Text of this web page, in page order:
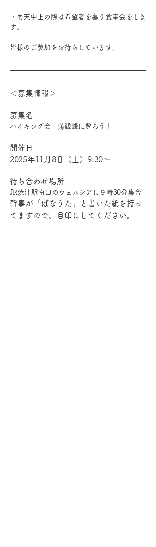
・雨天中止の際は希望者を募り食事会をしま
す。
皆様のご参加をお待ちしています。
＜募集情報＞
募集名
ハイキング会　満観峰に登ろう！
開催日
2025年11月8日（土）9:30～
待ち合わせ場所
JR焼津駅南口のウェルシアに９時30分集合
幹事が「ばなうた」と書いた紙を持っ
てますので、目印にしてください。